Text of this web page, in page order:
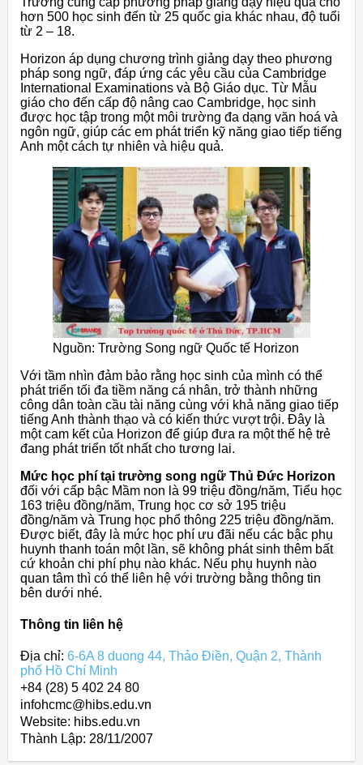
hơn 500 học sinh đến từ 25 quốc gia khác nhau, độ tuổi
từ 2 – 18.
Horizon áp dụng chương trình giảng dạy theo phương
pháp song ngữ, đáp ứng các yêu cầu của Cambridge
International Examinations và Bộ Giáo dục. Từ Mẫu
giáo cho đến cấp độ nâng cao Cambridge, học sinh
được học tập trong một môi trường đa dạng văn hoá và
ngôn ngữ, giúp các em phát triển kỹ năng giao tiếp tiếng
Anh một cách tự nhiên và hiệu quả.
Nguồn: Trường Song ngữ Quốc tế Horizon
Với tầm nhìn đảm bảo rằng học sinh của mình có thể
phát triển tối đa tiềm năng cá nhân, trở thành những
công dân toàn cầu tài năng cùng với khả năng giao tiếp
tiếng Anh thành thạo và có kiến thức vượt trội. Đây là
một cam kết của Horizon để giúp đưa ra một thế hệ trẻ
đang phát triển tốt nhất cho tương lai.
Mức học phí tại trường song ngữ Thủ Đức Horizon
đối với cấp bậc Mầm non là 99 triệu đồng/năm, Tiểu học
163 triệu đồng/năm, Trung học cơ sở 195 triệu
đồng/năm và Trung học phổ thông 225 triệu đồng/năm.
Được biết, đây là mức học phí ưu đãi nếu các bậc phụ
huynh thanh toán một lần, sẽ không phát sinh thêm bất
cứ khoản chi phí phụ nào khác. Nếu phụ huynh nào
quan tâm thì có thể liên hệ với trường bằng thông tin
bên dưới nhé.
Thông tin liên hệ
Địa chỉ: 6-6A 8 duong 44, Thảo Điền, Quận 2, Thành
phố Hồ Chí Minh
+84 (28) 5 402 24 80
infohcmc@hibs.edu.vn
Website: hibs.edu.vn
Thành Lập: 28/11/2007